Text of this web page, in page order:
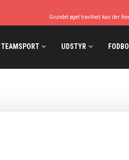
Grundet øget travlhed kan der
TEAMSPORT UDSTYR